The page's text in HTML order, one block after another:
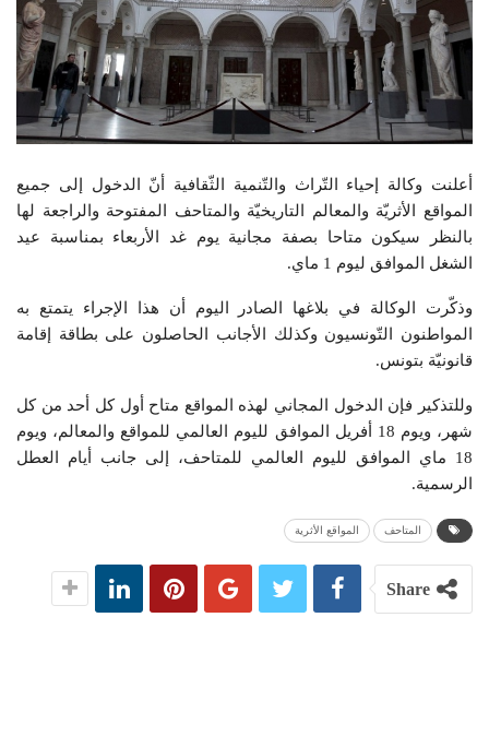
أعلنت وكالة إحياء التّراث والتّنمية الثّقافية أنّ الدخول إلى جميع
المواقع الأثريّة والمعالم التاريخيّة والمتاحف المفتوحة والراجعة لها
بالنظر سيكون متاحا بصفة مجانية يوم غد الأربعاء بمناسبة عيد
الشغل الموافق ليوم 1 ماي.
وذكّرت الوكالة في بلاغها الصادر اليوم أن هذا الإجراء يتمتع به
المواطنون التّونسيون وكذلك الأجانب الحاصلون على بطاقة إقامة
قانونيّة بتونس.
وللتذكير فإن الدخول المجاني لهذه المواقع متاح أول كل أحد من كل
شهر، ويوم 18 أفريل الموافق لليوم العالمي للمواقع والمعالم، ويوم
18 ماي الموافق لليوم العالمي للمتاحف، إلى جانب أيام العطل
الرسمية.
المتاحف المواقع الأثرية
Share